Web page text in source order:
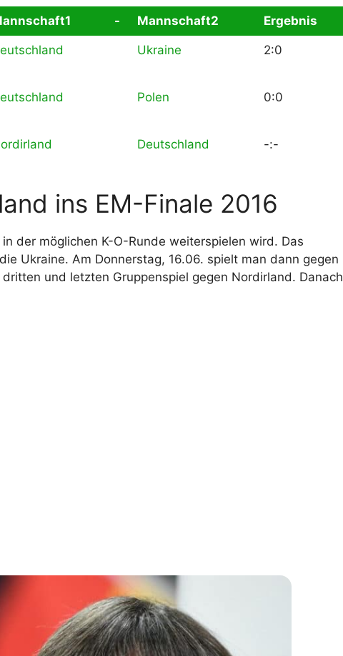
- Mannschaft2 Ergebnis
Ukraine 2:0
Polen 0:0
Deutschland -:-
ins EM-Finale 2016
der möglichen K-O-Runde weiterspielen wird. Das
Ukraine. Am Donnerstag, 16.06. spielt man dann gegen
und letzten Gruppenspiel gegen Nordirland. Danach